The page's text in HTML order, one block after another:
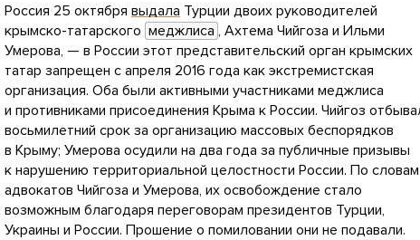
Россия 25 октября выдала Турции двоих руководителей
крымско-татарского меджлиса , Ахтема Чийгоза и Ильми
Умерова, — в России этот представительский орган крымских
татар запрещен с апреля 2016 года как экстремистская
организация. Оба были активными участниками меджлиса
и противниками присоединения Крыма к России. Чийгоз
восьмилетний срок за организацию массовых беспорядков
в Крыму; Умерова осудили на два года за публичные призывы
к нарушению территориальной целостности России. По словам
адвокатов Чийгоза и Умерова, их освобождение стало
возможным благодаря переговорам президентов Турции,
Украины и России. Прошение о помиловании они не подавали.